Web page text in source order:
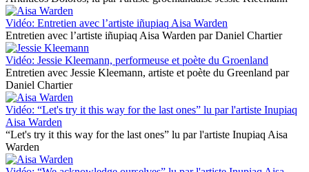
Vidéo: Entretien avec l’artiste iñupiaq Aisa Warden
Entretien avec l’artiste iñupiaq Aisa Warden par Daniel Chartier
Vidéo: Jessie Kleemann, performeuse et poète du Groenland
Entretien avec Jessie Kleemann, artiste et poète du Greenland par
Daniel Chartier
Vidéo: “Let's try it this way for the last ones” lu par l'artiste Inupiaq
Aisa Warden
“Let's try it this way for the last ones” lu par l'artiste Inupiaq Aisa
Warden